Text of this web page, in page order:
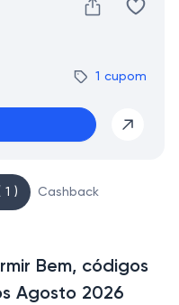
1 cupom
1 ) Cashback
Bem, códigos
Agosto 2026